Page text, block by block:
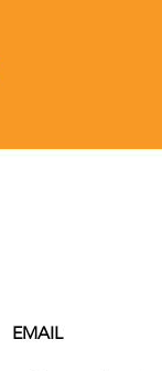
EMAIL